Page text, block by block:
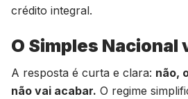
crédito integral.
O Simples Nacional
A resposta é curta e clara: não,
não vai acabar. O regime